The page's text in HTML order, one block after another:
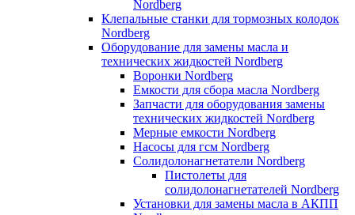
Nordberg
Клепальные станки для тормозных колодок
Nordberg
Оборудование для замены масла и
технических жидкостей Nordberg
Воронки Nordberg
Емкости для сбора масла Nordberg
Запчасти для оборудования замены
технических жидкостей Nordberg
Мерные емкости Nordberg
Насосы для гсм Nordberg
Солидолонагнетатели Nordberg
Пистолеты для
солидолонагнетателей Nordberg
Установки для замены масла в АКПП